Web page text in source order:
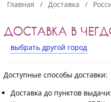
Главная Доставка
ДОСТАВКА В
выбрать другой город
Доступные способы доставки:
Доставка до пунктов